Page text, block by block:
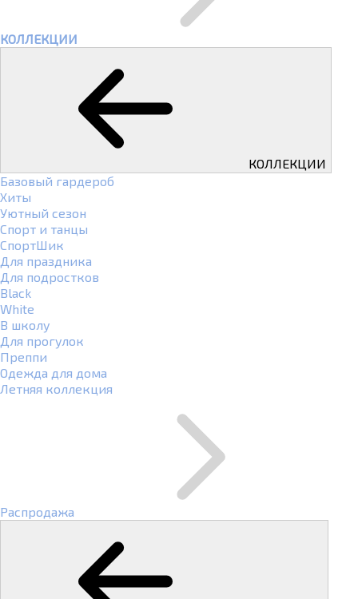
КОЛЛЕКЦИИ
КОЛЛЕКЦИИ
Базовый гардероб
Хиты
Уютный сезон
Спорт и танцы
СпортШик
Для праздника
Для подростков
Black
White
В школу
Для прогулок
Преппи
Одежда для дома
Летняя коллекция
Распродажа